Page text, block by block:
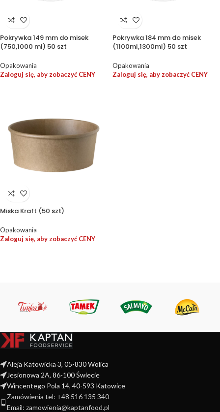
Pokrywka 149 mm do misek
(750,1000 ml) 50 szt
Opakowania
Zaloguj się, aby zobaczyć CENY
Pokrywka 184 mm do misek
(1100ml,1300ml) 50 szt
Opakowania
Zaloguj się, aby zobaczyć CENY
Miska Kraft (50 szt)
Opakowania
Zaloguj się, aby zobaczyć CENY
Aleja Katowicka 3, 05-830 Wolica
Jesionowa 2A, 86-100 Świecie
Wincentego Pola 14, 40-593 Katowice
Zamówienia tel: +48 516 135 340
Email: zamowienia@kaptanfood.pl